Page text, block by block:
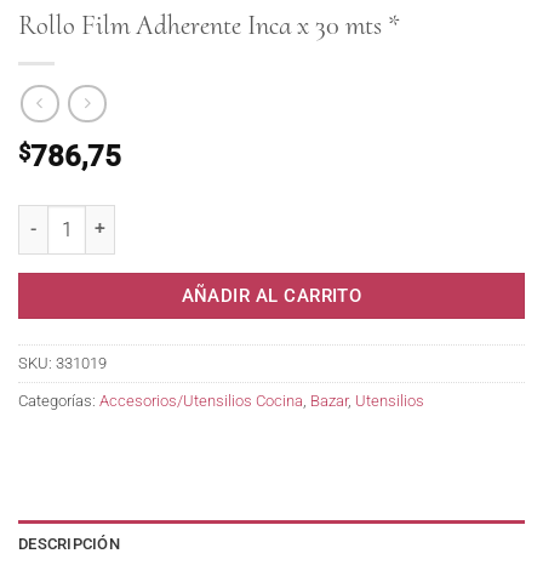
Rollo Film Adherente Inca x 30 mts *
$786,75
AÑADIR AL CARRITO
SKU: 331019
Categorías: Accesorios/Utensilios Cocina, Bazar, Utensilios
DESCRIPCIÓN